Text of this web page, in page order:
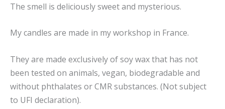
The smell is deliciously sweet and mysterious.
My candles are made in my workshop in France.
They are made exclusively of soy wax that has not
been tested on animals, vegan, biodegradable and
without phthalates or CMR substances. (Not subject
to UFI declaration).